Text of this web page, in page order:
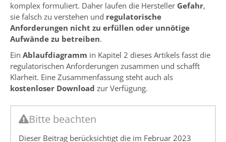
komplex formuliert. Daher laufen die Hersteller Gefahr,
sie falsch zu verstehen und regulatorische
Anforderungen nicht zu erfüllen oder unnötige
Aufwände zu betreiben.
Ein Ablaufdiagramm in Kapitel 2 dieses Artikels fasst die
regulatorischen Anforderungen zusammen und schafft
Klarheit. Eine Zusammenfassung steht auch als
kostenloser Download zur Verfügung.
Bitte beachten
Dieser Beitrag berücksichtigt die im Februar 2023